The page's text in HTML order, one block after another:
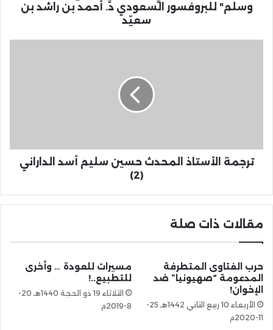
وسلم" للبروفسور السعودي د. أحمد بن راشد بن
سعيّد
ترجمة الأستاذ المحدث حسين سليم أسد الداراني
(2)
مقالات ذات صلة
حرب الفتاوى المتطرفة
المدعومة “صهيونيا” ضد
الإخوان!
الأربعاء 10 ربيع الثاني 1442هـ 25-
11-2020م
مسيرات للعودة … وأخرى
للتطبيع..!
الثلاثاء 19 ذو الحجة 1440هـ 20-
8-2019م